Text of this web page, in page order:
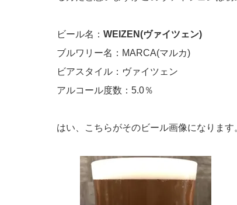
ビール名： WEIZEN(ヴァイツェン)
ブルワリー名：MARCA(マルカ)
ビアスタイル：ヴァイツェン
アルコール度数：5.0％
はい、こちらがそのビール画像になります